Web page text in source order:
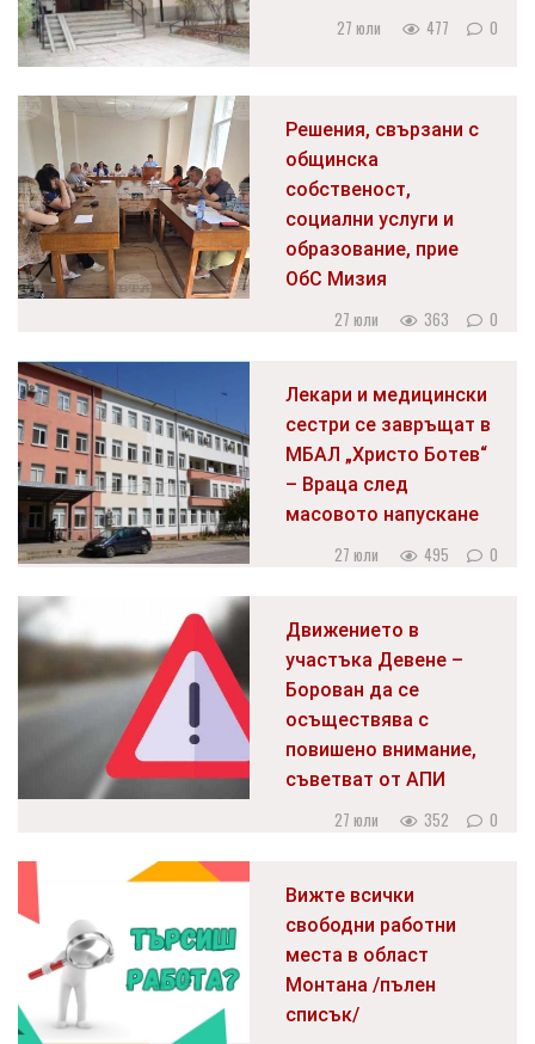
27 юли 477 0
Решения, свързани с
общинска
собственост,
социални услуги и
образование, прие
ОбС Мизия
27 юли 363 0
Лекари и медицински
сестри се завръщат в
МБАЛ „Христо Ботев“
– Враца след
масовото напускане
27 юли 495 0
Движението в
участъка Девене –
Борован да се
осъществява с
повишено внимание,
съветват от АПИ
27 юли 352 0
Вижте всички
свободни работни
места в област
Монтана /пълен
списък/